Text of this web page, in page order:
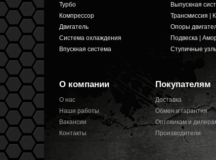
Турбо
Компрессор
Двигатель
Система охлаждения
Впускная система
Выпускная
Трансмиссия |
Опоры
Подвеска |
Ступичные
О компании
О нас
Наши работы
Вакансии
Контакты
Покупателям
Доставка
Обмен и гарантия
Оптовикам и
Производители